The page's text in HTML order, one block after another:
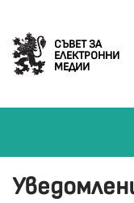
СЪВЕТ ЗА
ЕЛЕКТРОННИ
МЕДИИ